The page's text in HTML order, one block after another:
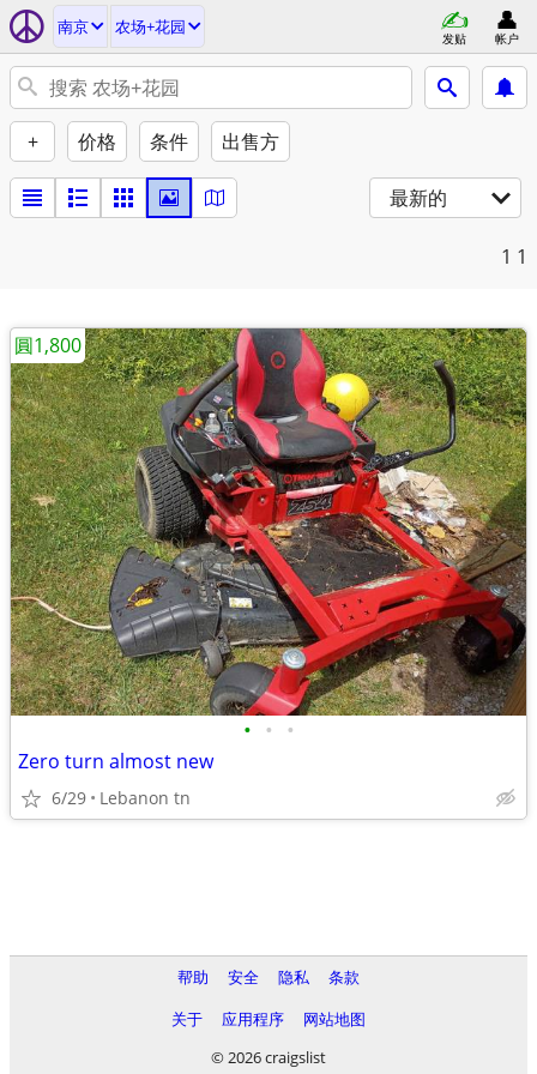
南京 农场+花园
发贴 帐户
+ 价格 条件 出售方
最新的
1 1
• • •
Zero turn almost new
6/29 Lebanon tn
圓1,800
帮助 安全 隐私
条款
关于
应用程序
网站地图
© 2026 craigslist